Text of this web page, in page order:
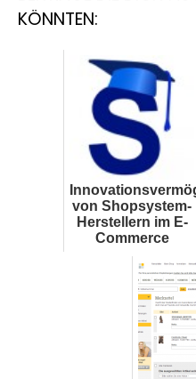
KÖNNTEN:
von Shopsystem-
Herstellern im E-
Commerce